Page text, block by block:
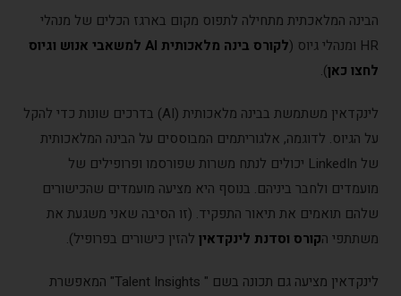
הבינה המלאכתית מתחילה לתפוס מקום בארגז הכלים של מנהלי
HR ומנהלי גיוס (
לקורס בינה מלאכותית AI למשאבי אנוש וגיוס
לחצו כאן).
לינקדאין משתמשת בבינה מלאכותית (AI) בדרכים שונות כדי להקל
על הגיוס. לדוגמה, אלגוריתמים המבוססים על הבינה המלאכותית
של LinkedIn יכולים לנתח משרות שפורסמו ופרופילים של
מועמדים ולחבר ביניהם. בנוסף היא מציעה מועמדים שהכישורים
שלהם תואמים את תיאור התפקיד. (זו הסיבה שאני משגעת את
משתתפי הקורס וסדנת לינקדאין להזין כישורים בפרופיל).
לינקדאין מציעה גם תכונה בשם " Talent Insights" המאפשרת